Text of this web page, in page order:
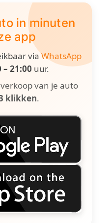
in minuten
app
viaWhatsApp
– 21:00 uur.
van je auto
klikken.